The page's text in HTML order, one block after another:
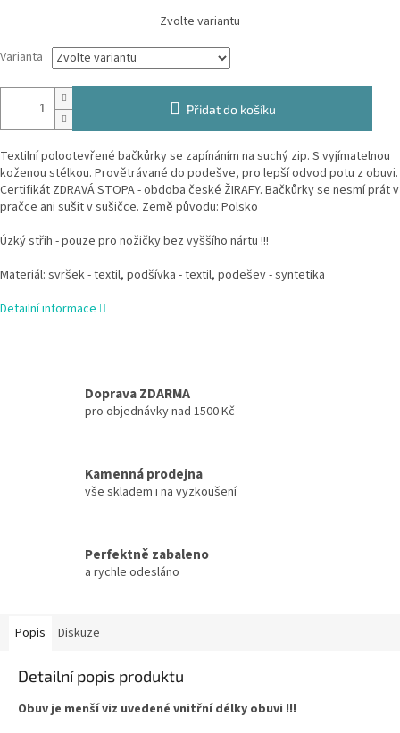
Měrná
cena:
Zvolte variantu
Varianta
Přidat do košíku
Textilní polootevřené bačkůrky se zapínáním na suchý zip. S vyjímatelnou
koženou stélkou. Provětrávané do podešve, pro lepší odvod potu z obuvi.
Certifikát ZDRAVÁ STOPA - obdoba české ŽIRAFY. Bačkůrky se nesmí prát v
pračce ani sušit v sušičce. Země původu: Polsko
Úzký střih - pouze pro nožičky bez vyššího nártu !!!
Materiál: svršek - textil, podšívka - textil, podešev - syntetika
Detailní informace
Doprava ZDARMA
pro objednávky nad 1500 Kč
Kamenná prodejna
vše skladem i na vyzkoušení
Perfektně zabaleno
a rychle odesláno
Popis Diskuze
Detailní popis produktu
Obuv je menší viz uvedené vnitřní délky obuvi !!!